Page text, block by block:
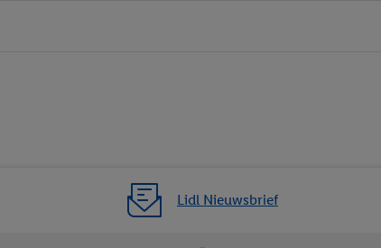
Lidl Nieuwsbrief